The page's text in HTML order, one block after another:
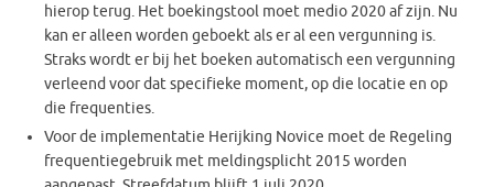
hierop terug. Het boekingstool moet medio 2020 af zijn. Nu
kan er alleen worden geboekt als er al een vergunning is.
Straks wordt er bij het boeken automatisch een vergunning
verleend voor dat specifieke moment, op die locatie en op
die frequenties.
Voor de implementatie Herijking Novice moet de Regeling
frequentiegebruik met meldingsplicht 2015 worden